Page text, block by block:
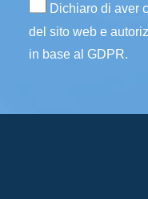
Dichiaro di aver
del sito web e
in base al GDPR.